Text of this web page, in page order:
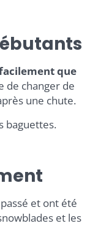
que
de changer de
une chute.
baguettes.
et ont été
et les